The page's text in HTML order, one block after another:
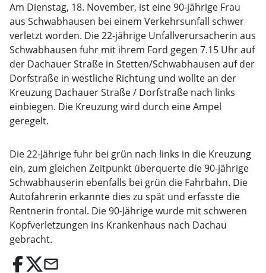
Am Dienstag, 18. November, ist eine 90-jährige Frau
aus Schwabhausen bei einem Verkehrsunfall schwer
verletzt worden. Die 22-jährige Unfallverursacherin aus
Schwabhausen fuhr mit ihrem Ford gegen 7.15 Uhr auf
der Dachauer Straße in Stetten/Schwabhausen auf der
Dorfstraße in westliche Richtung und wollte an der
Kreuzung Dachauer Straße / Dorfstraße nach links
einbiegen. Die Kreuzung wird durch eine Ampel
geregelt.
Die 22-Jährige fuhr bei grün nach links in die Kreuzung
ein, zum gleichen Zeitpunkt überquerte die 90-jährige
Schwabhauserin ebenfalls bei grün die Fahrbahn. Die
Autofahrerin erkannte dies zu spät und erfasste die
Rentnerin frontal. Die 90-Jährige wurde mit schweren
Kopfverletzungen ins Krankenhaus nach Dachau
gebracht.
email